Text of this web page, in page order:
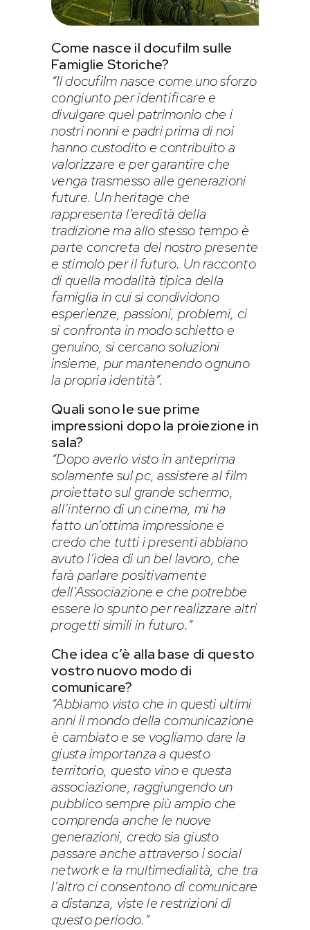
Come nasce il docufilm sulle
Famiglie Storiche?
“Il docufilm nasce come uno sforzo
congiunto per identificare e
divulgare quel patrimonio che i
nostri nonni e padri prima di noi
hanno custodito e contribuito a
valorizzare e per garantire che
venga trasmesso alle generazioni
future. Un heritage che
rappresenta l’eredità della
tradizione ma allo stesso tempo è
parte concreta del nostro presente
e stimolo per il futuro. Un racconto
di quella modalità tipica della
famiglia in cui si condividono
esperienze, passioni, problemi, ci
si confronta in modo schietto e
genuino, si cercano soluzioni
insieme, pur mantenendo ognuno
la propria identità”.
Quali sono le sue prime
impressioni dopo la proiezione in
sala?
“Dopo averlo visto in anteprima
solamente sul pc, assistere al film
proiettato sul grande schermo,
all’interno di un cinema, mi ha
fatto un’ottima impressione e
credo che tutti i presenti abbiano
avuto l’idea di un bel lavoro, che
farà parlare positivamente
dell’Associazione e che potrebbe
essere lo spunto per realizzare altri
progetti simili in futuro.”
Che idea c’è alla base di questo
vostro nuovo modo di
comunicare?
“Abbiamo visto che in questi ultimi
anni il mondo della comunicazione
è cambiato e se vogliamo dare la
giusta importanza a questo
territorio, questo vino e questa
associazione, raggiungendo un
pubblico sempre più ampio che
comprenda anche le nuove
generazioni, credo sia giusto
passare anche attraverso i social
network e la multimedialità, che tra
l’altro ci consentono di comunicare
a distanza, viste le restrizioni di
questo periodo.”